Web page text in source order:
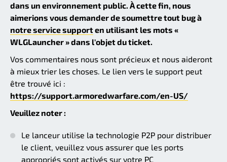
dans un environnement public. À cette fin, nous
aimerions vous demander de soumettre tout bug à
notre service supporten utilisant les mots «
WLGLauncher » dans l'objet du ticket.
Vos commentaires nous sont précieux et nous aideront
à mieux trier les choses. Le lien vers le support peut
être trouvé ici :
https://support.armoredwarfare.com/en-US/
Veuillez noter :
Le lanceur utilise la technologie P2P pour distribuer
le client, veuillez vous assurer que les ports
appropriés sont activés sur votre PC